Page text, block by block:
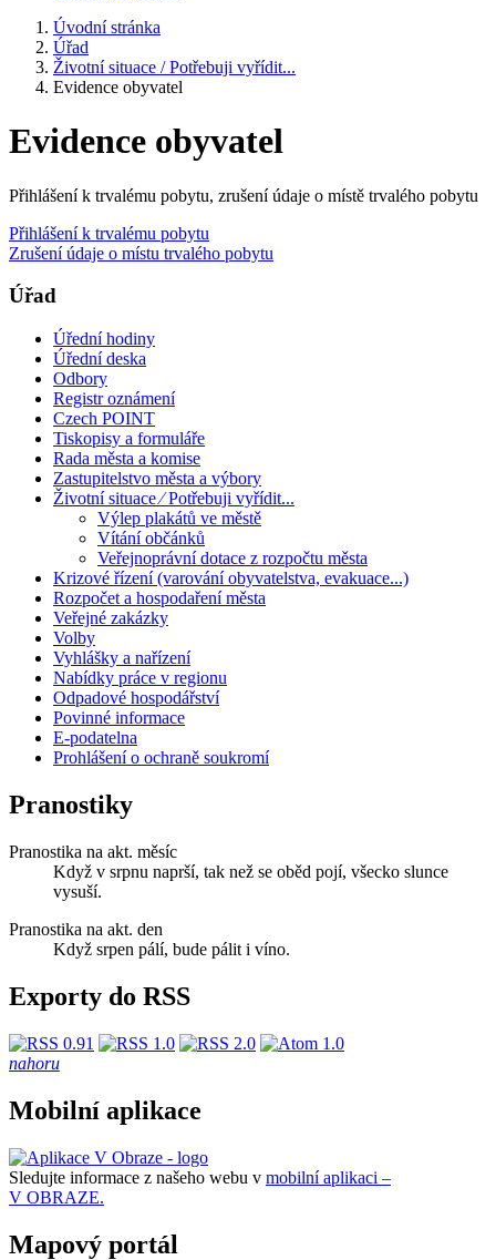
Úvodní stránka
Úřad
Životní situace / Potřebuji vyřídit...
Evidence obyvatel
Evidence obyvatel
Přihlášení k trvalému pobytu, zrušení údaje o místě trvalého pobytu
Přihlášení k trvalému pobytu
Zrušení údaje o místu trvalého pobytu
Úřad
Úřední hodiny
Úřední deska
Odbory
Registr oznámení
Czech POINT
Tiskopisy a formuláře
Rada města a komise
Zastupitelstvo města a výbory
Životní situace ⁄ Potřebuji vyřídit...
Výlep plakátů ve městě
Vítání občánků
Veřejnoprávní dotace z rozpočtu města
Krizové řízení (varování obyvatelstva, evakuace...)
Rozpočet a hospodaření města
Veřejné zakázky
Volby
Vyhlášky a nařízení
Nabídky práce v regionu
Odpadové hospodářství
Povinné informace
E-podatelna
Prohlášení o ochraně soukromí
Pranostiky
Pranostika na akt. měsíc
Když v srpnu naprší, tak než se oběd pojí, všecko slunce
vysuší.
Pranostika na akt. den
Když srpen pálí, bude pálit i víno.
Exporty do RSS
nahoru
Mobilní aplikace
Sledujte informace z našeho webu v mobilní aplikaci –
V OBRAZE.
Mapový portál